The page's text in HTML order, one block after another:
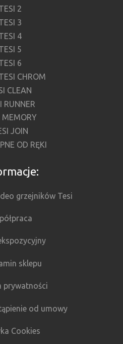
2
3
4
5
6
CHROM
CLEAN
RUNNER
MEMORY
JOIN
OD RĘKI
grzejników Tesi
sklepu
prywatności
od umowy
Cookies